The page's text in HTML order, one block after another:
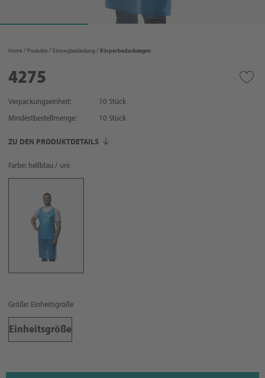
Home Produkte Einwegbekleidung Körperbedeckungen
4275
Verpackungseinheit:
10 Stück
Mindestbestellmenge:
10 Stück
ZU DEN PRODUKTDETAILS
Farbe: hellblau / uni
Größe: Einheitsgröße
Einheitsgröße